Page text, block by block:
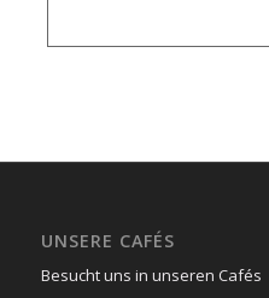
UNSERE CAFÉS
Besucht uns in unseren Cafés